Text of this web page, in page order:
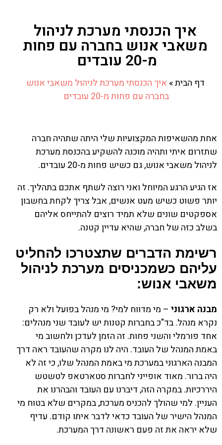
איך הכנסתי מערכת לניהול
משאבי אנוש בחברה עם פחות
מ-20 עובדים
דף הבית» איך הכנסתי מערכת לניהול משאבי אנוש
בחברה עם פחות מ-20 עובדים
אחת מהשאיפות המקצועיות שלי היתה שתהיה חברה
שתזרום איתי ותהיה מוכנה להשקיע בהכנסת מערכת
לניהול משאבי אנוש, גם כשיש פחות מ-20 עובדים.
אז הגיע הרגע המיוחל ואני רוצה לשתף אתכם בתהליך. זה
יותר פשוט כשיש מעט אנשים, אבל צריך לקחת בחשבון
אספקטים שונים שלא תמיד רוצים להתייחס אליהם
בשלב כזה של חברה, שהיא עדיין קטנה.
רשימת הדברים שתצטרכו להחליט
עליהם כשמכניסים מערכת לניהול
משאבי אנוש:
מבנה ארגוני – מי מדווח למי? מי מנהל בפועל ולא רק
נקרא מנהל. בד"כ בחברות קטנות יש לעובד שני מנהלים:
אחד פורמלי והשני פחות. זה הזמן לעדכן ולחשוב מי
באמת המנהל של העובד. היה לנו מקרה שהעובד ראה דרך
המבנה הארגוני במערכת מי באמת המנהל שלו, כי זה לא
היה ברור. מאוד אופייני לחברות סטארטאפ לטשטש
היררכיות. במקרה הזה, דיברנו עם העובד והבהרנו את
העניין. למי שהולך להכניס מערכת, במקרים שלא בטוח מי
המנהל הישיר של העובד כדאי לדבר איתו קודם. עדיף
שלא יראה את זה פעם ראשונה דרך המערכת.